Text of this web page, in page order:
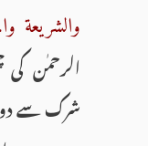
والشريعة
الرحمٰن
شرک سے